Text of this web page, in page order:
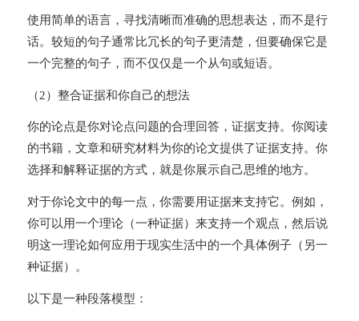
使用简单的语言，寻找清晰而准确的思想表达，而不是行
话。较短的句子通常比冗长的句子更清楚，但要确保它是
一个完整的句子，而不仅仅是一个从句或短语。
（2）整合证据和你自己的想法
你的论点是你对论点问题的合理回答，证据支持。你阅读
的书籍，文章和研究材料为你的论文提供了证据支持。你
选择和解释证据的方式，就是你展示自己思维的地方。
对于你论文中的每一点，你需要用证据来支持它。例如，
你可以用一个理论（一种证据）来支持一个观点，然后说
明这一理论如何应用于现实生活中的一个具体例子（另一
种证据）。
以下是一种段落模型：